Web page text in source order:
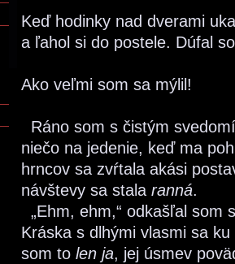
Keď hodinky nad dverami
a ľahol si do postele. Dúfal
Ako veľmi som sa mýlil!
Ráno som s čistým
niečo na jedenie, keď ma
hrncov sa zvŕtala akási
návštevy sa stala ranná.
„Ehm, ehm,“ odkašľal som
Kráska s dlhými vlasmi sa
som to len ja, jej úsmev